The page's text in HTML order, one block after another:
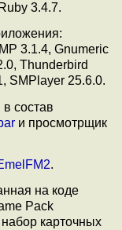
3.4.7.
3.1.4, Gnumeric
Thunderbird
SMPlayer 25.6.0.
состав
и просмотрщик
.
на коде
Pack
карточных